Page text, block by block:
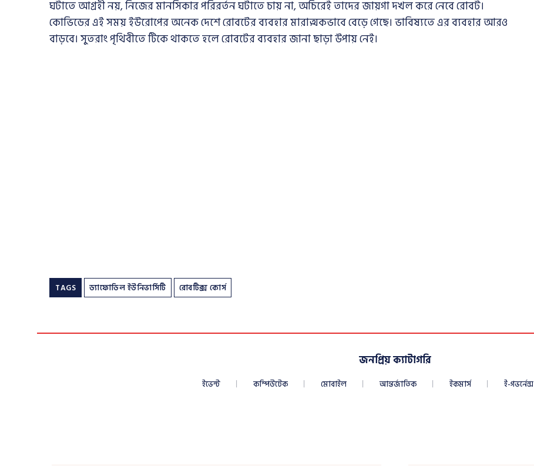
ঘটাতে আগ্রহী নয়, নিজের মানসিকার পরিরর্তন ঘটাতে চায় না, অচিরেই তাদের জায়গা দখল করে নেবে রোবট।
কোভিডের এই সময় ইউরোপের অনেক দেশে রোবটের ব্যবহার মারাত্মকভাবে বেড়ে গেছে। ভাবিষ্যতে এর ব্যবহার আরও
বাড়বে। সুতরাং পৃথিবীতে টিকে থাকতে হলে রোবটের ব্যবহার জানা ছাড়া উপায় নেই।
TAGS ড্যাফোডিল ইউনিভার্সিটি রোবটিক্স কোর্স
জনপ্রিয় ক্যাটাগরি
ইভেন্ট কম্পিউটেক মোবাইল আন্তর্জাতিক ইকমার্স ই-গভর্নেন্স